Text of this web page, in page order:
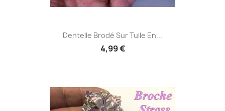
Dentelle Brodé Sur Tulle En...
4,99 €